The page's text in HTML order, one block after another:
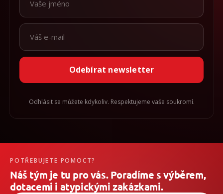
Odebírat newsletter
Odhlásit se můžete kdykoliv. Respektujeme vaše soukromí.
POTŘEBUJETE POMOCT?
Náš tým je tu pro vás. Poradíme s výběrem,
dotacemi i atypickými zakázkami.